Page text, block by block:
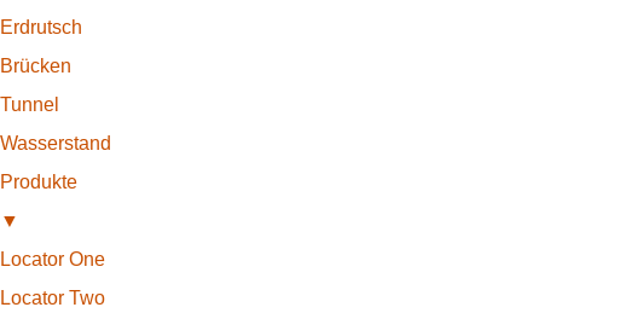
Erdrutsch
Brücken
Tunnel
Wasserstand
Produkte
▼
Locator One
Locator Two